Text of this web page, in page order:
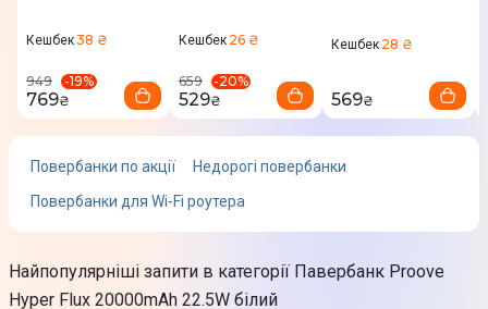
Функції
Матеріал корпусу
Пластик
Білий
Кешбек38 ₴
949 -19%
769₴
Кешбек 26 ₴
659 -20%
529₴
Кешбек 28 ₴
569₴
Повербанки по акції
Недорогі повербанки
Повербанки для Wi-Fi роутера
Найпопулярніші запити в категорії Павербанк Proove
Hyper Flux 20000mAh 22.5W білий